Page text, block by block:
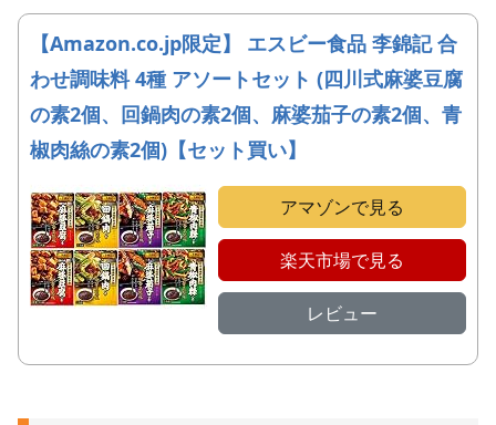
【Amazon.co.jp限定】 エスビー食品 李錦記 合
わせ調味料 4種 アソートセット (四川式麻婆豆腐
の素2個、回鍋肉の素2個、麻婆茄子の素2個、青
椒肉絲の素2個)【セット買い】
アマゾンで見る
楽天市場で見る
レビュー